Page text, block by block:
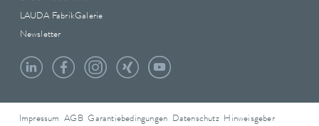
LAUDA FabrikGalerie
Newsletter
Impressum AGB Garantiebedingungen Datenschutz Hinweisgeber